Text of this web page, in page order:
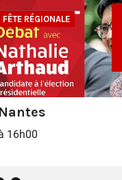
FÊTE RÉGIONALE
Nantes
16h00